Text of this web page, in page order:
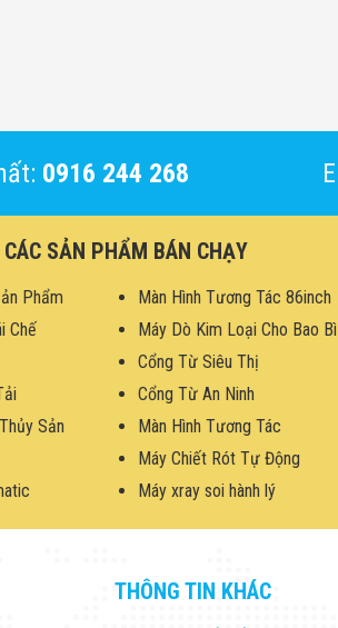
0916 244 268
CÁC SẢN PHẨM BÁN CHẠY
Phẩm Màn Hình Tương Tác 86inch
Chế Máy Dò Kim Loại Cho Bao Bì
Cổng Từ Siêu Thị
Cổng Từ An Ninh
Sản Màn Hình Tương Tác
Máy Chiết Rót Tự Động
Máy xray soi hành lý
THÔNG TIN KHÁC